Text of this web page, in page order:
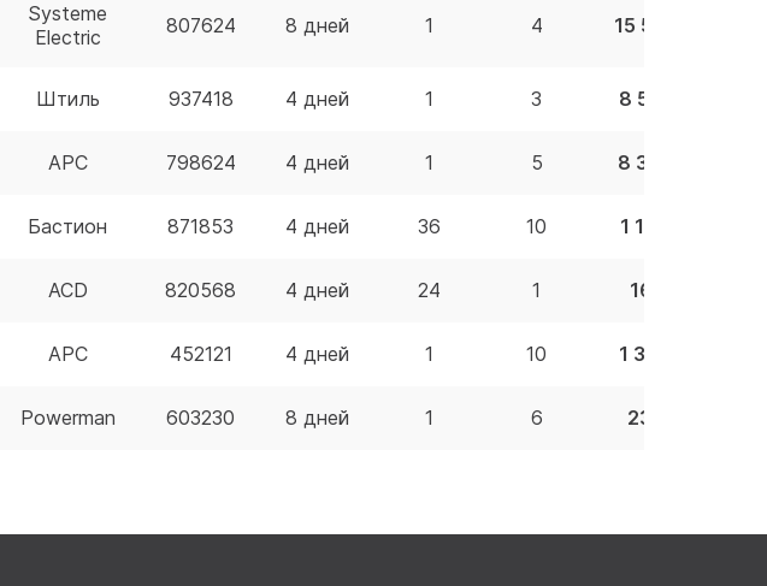
Systeme
Electric
807624 8 дней 1 4 15 583.39 BYN
Штиль 937418 4 дней 1 3 8 528.01 BYN
APC 798624 4 дней 1 5 8 302.43 BYN
Бастион 871853 4 дней 36 10 1 192.40 BYN
ACD 820568 4 дней 24 1 161.44 BYN
APC 452121 4 дней 1 10 1 302.00 BYN
Powerman 603230 8 дней 1 6 233.09 BYN